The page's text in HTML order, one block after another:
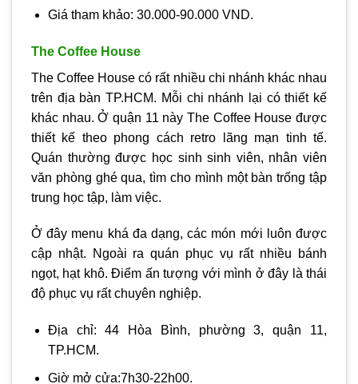
Giá tham khảo: 30.000-90.000 VND.
The Coffee House
The Coffee House có rất nhiều chi nhánh khác nhau
trên địa bàn TP.HCM. Mỗi chi nhánh lại có thiết kế
khác nhau. Ở quận 11 này The Coffee House được
thiết kế theo phong cách retro lãng mạn tinh tế.
Quán thường được học sinh sinh viên, nhân viên
văn phòng ghé qua, tìm cho mình một bàn trống tập
trung học tập, làm việc.
Ở đây menu khá đa dạng, các món mới luôn được
cập nhật. Ngoài ra quán phục vụ rất nhiều bánh
ngọt, hạt khô. Điểm ấn tượng với mình ở đây là thái
độ phục vụ rất chuyên nghiệp.
Địa chỉ: 44 Hòa Bình, phường 3, quận 11,
TP.HCM.
Giờ mở cửa:7h30-22h00.